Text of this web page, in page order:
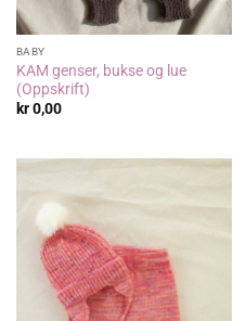
BABY
KAM genser, bukse og lue
(Oppskrift)
kr0,00